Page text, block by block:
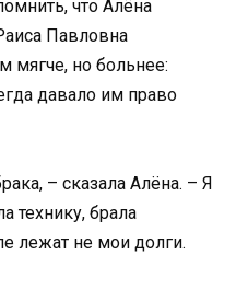
что Алёна
Павловна
мягче, но больнее:
давало им право
– сказала Алёна. – Я
технику, брала
лежат не мои долги.